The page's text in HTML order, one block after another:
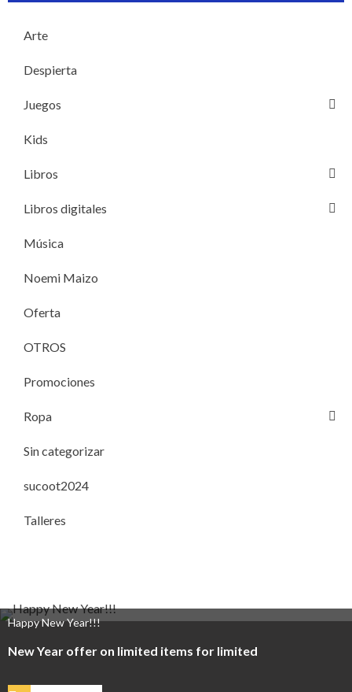
Arte
Despierta
Juegos
Kids
Libros
Libros digitales
Música
Noemi Maizo
Oferta
OTROS
Promociones
Ropa
Sin categorizar
sucoot2024
Talleres
Happy New Year!!!
New Year offer on limited items for limited